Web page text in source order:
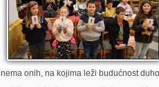
nema onih, na kojima leži budućnost